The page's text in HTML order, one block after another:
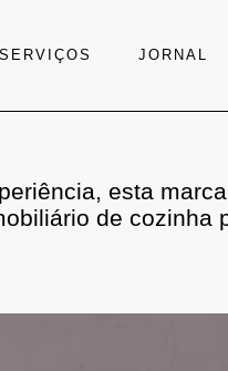
SERVIÇOS JORNAL
esta
de cozinha